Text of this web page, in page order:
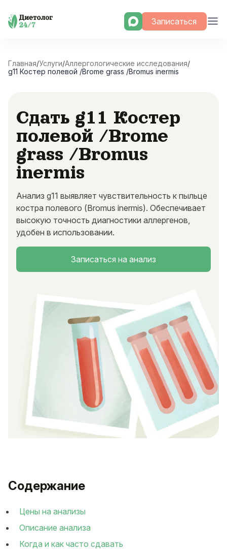
Skip
Записаться
Главная/Услуги/Аллергологические исследования/
g11 Костер полевой /Brome grass /Bromus inermis
Сдать g11 Костер
полевой /Brome
grass /Bromus
inermis
Анализ g11 выявляет чувствительность к пыльце
костра полевого (Bromus inermis). Обеспечивает
высокую точность диагностики аллергенов,
удобен в использовании.
Записаться на анализ
Содержание
Цены на анализы
Описание анализа
Когда и как часто сдавать